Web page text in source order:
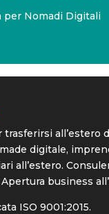
per Nomadi Digitali
trasferirsi all’estero
digitale,
all’estero.
business
ISO 9001:2015.